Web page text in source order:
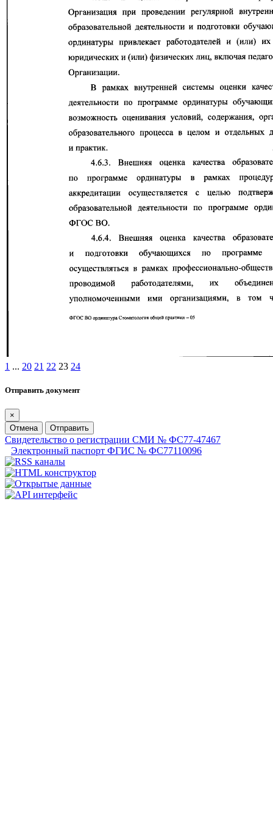
1 ... 20 21 22 23 24
Отправить документ
×
Отмена
Отправить
Свидетельство о регистрации СМИ № ФС77-47467
Электронный паспорт ФГИС № ФС77110096